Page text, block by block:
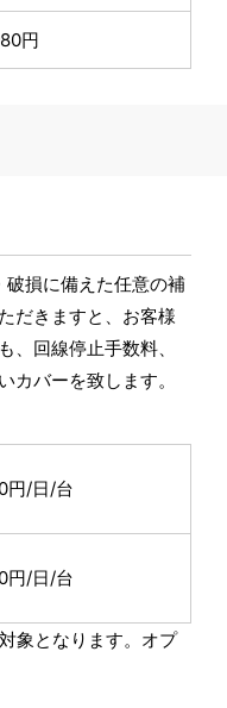
円
損に備えた任意の補
だきますと、お客様
、回線停止手数料、
カバーを致します。
円/日/台
円/日/台
象となります。オプ